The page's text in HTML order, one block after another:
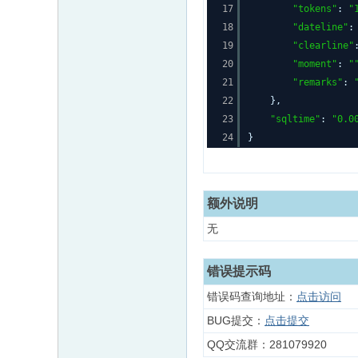
17
18
19
20
21
22
23
24
"tokens" :
"dateline" :
"clearline"
"moment" : ""
"remarks" :
},
"sqltime" :
}
额外说明
无
错误提示码
错误码查询地址： 点击访问
BUG提交： 点击提交
QQ交流群：281079920